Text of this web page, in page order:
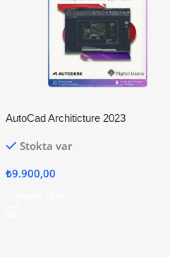
AutoCad Architicture 2023
Stokta var
₺9.900,00